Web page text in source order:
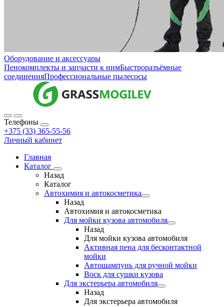
Оборудование и аксессуары
Пенокомплекты и запчасти к нимБыстроразъёмные
соединенияПрофессиональные пылесосы
Телефоны
+375 (33) 365-55-56
Личный кабинет
Главная
Каталог
Назад
Каталог
Автохимия и автокосметика
Назад
Автохимия и автокосметика
Для мойки кузова автомобиля
Назад
Для мойки кузова автомобиля
Активная пена для бесконтактной
мойки
Автошампунь для ручной мойки
Воск для сушки кузова
Для экстерьера автомобиля
Назад
Для экстерьера автомобиля